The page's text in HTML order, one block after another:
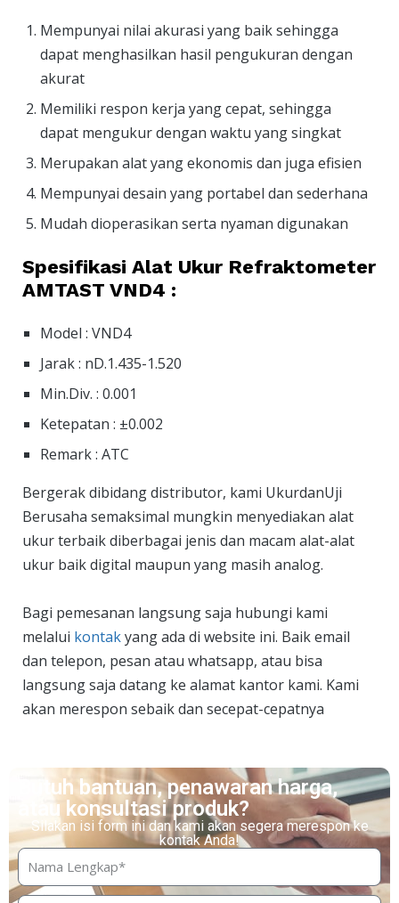
Mempunyai nilai akurasi yang baik sehingga
dapat menghasilkan hasil pengukuran dengan
akurat
Memiliki respon kerja yang cepat, sehingga
dapat mengukur dengan waktu yang singkat
Merupakan alat yang ekonomis dan juga efisien
Mempunyai desain yang portabel dan sederhana
Mudah dioperasikan serta nyaman digunakan
Spesifikasi Alat Ukur Refraktometer
AMTAST VND4 :
Model : VND4
Jarak : nD.1.435-1.520
Min.Div. : 0.001
Ketepatan : ±0.002
Remark : ATC
Bergerak dibidang distributor, kami UkurdanUji
Berusaha semaksimal mungkin menyediakan alat
ukur terbaik diberbagai jenis dan macam alat-alat
ukur baik digital maupun yang masih analog.
Bagi pemesanan langsung saja hubungi kami
melalui kontakyang ada di website ini. Baik email
dan telepon, pesan atau whatsapp, atau bisa
langsung saja datang ke alamat kantor kami. Kami
akan merespon sebaik dan secepat-cepatnya
Butuh bantuan, penawaran harga,
atau konsultasi produk?
Silakan isi form ini dan kami akan segera merespon ke
kontak Anda!